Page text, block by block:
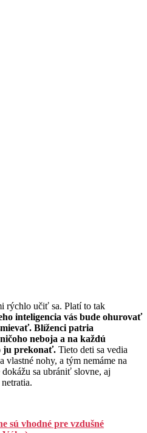
rýchlo učiť sa. Platí to tak
inteligencia vás bude ohurovať
Blíženci patria
neboja a na každú
ju prekonať. Tieto deti sa vedia
vlastné nohy, a tým nemáme na
sa ubrániť slovne, aj
sú vhodné pre vzdušné